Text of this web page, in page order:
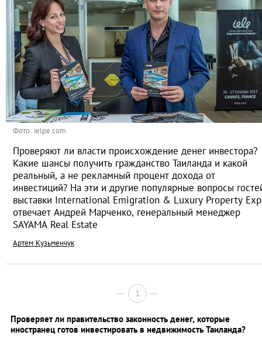
Фото: ielpe.com
Проверяют ли власти происхождение денег инвестора?
Какие шансы получить гражданство Таиланда и какой
реальный, а не рекламный процент дохода от
инвестиций? На эти и другие популярные вопросы
выставки International Emigration & Luxury Property
отвечает Андрей Марченко, генеральный менеджер
SAYAMA Real Estate
Артем Кузьменчук
1
Проверяет ли правительство законность денег, которые
иностранец готов инвестировать в недвижимость Таиланда?